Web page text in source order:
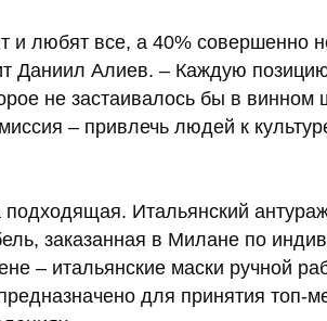
и любят все, а 40% совершенно
Даниил Алиев. – Каждую
не застаивалось бы в винном
– привлечь людей к
Итальянский
заказанная в Милане по
– итальянские маски ручной
для принятия топ-